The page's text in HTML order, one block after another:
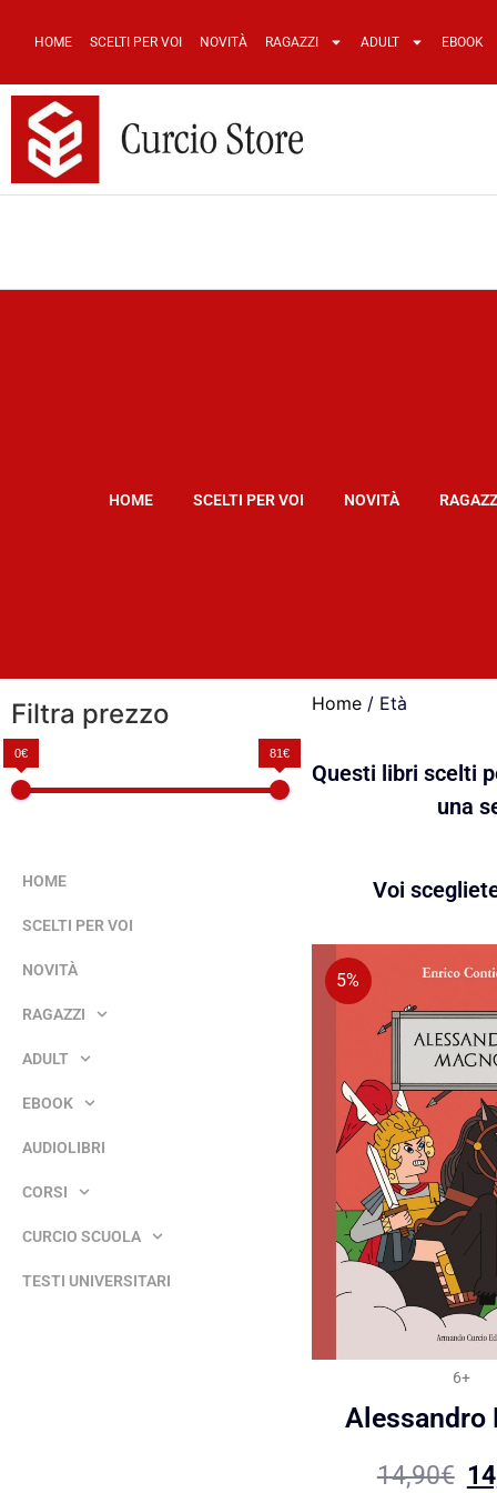
HOME SCELTI PER VOI NOVITÀ RAGAZZI ADULT EBOOK
HOME SCELTI PER VOI NOVITÀ
Filtra prezzo
0€ 81€
HOME
SCELTI PER VOI
NOVITÀ
RAGAZZI
ADULT
EBOOK
AUDIOLIBRI
CORSI
CURCIO SCUOLA
TESTI UNIVERSITARI
Home / Età
Questi libri scelti
una
Voi
5%
6+
Alessandro
14,90€